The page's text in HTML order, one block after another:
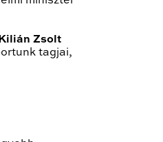
Kilián Zsolt
tagjai,